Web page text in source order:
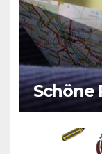
Schöne